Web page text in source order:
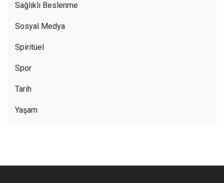
Sağlıklı Beslenme
Sosyal Medya
Spiritüel
Spor
Tarih
Yaşam